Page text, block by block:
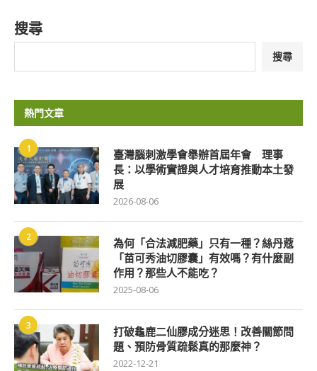
搜尋
搜尋
熱門文章
1
臺灣腦刺激學會舉辦首屆年會 理事
長：以學術實證與人才培育推動本土發
展
2026-08-06
2
為何「合法減肥藥」只有一種？絲丹蔻
「苗可秀油切膠囊」有效嗎？有什麼副
作用？那些人不能吃？
2025-08-06
3
打破龜鹿二仙膠成分迷思！改善關節問
題、預防骨質疏鬆真的那麼神？
2022-12-21